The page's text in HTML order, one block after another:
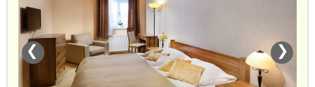
❮ ❯